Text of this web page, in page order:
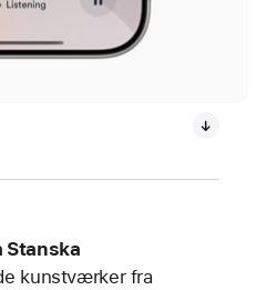
Stanska
kunstværker fra